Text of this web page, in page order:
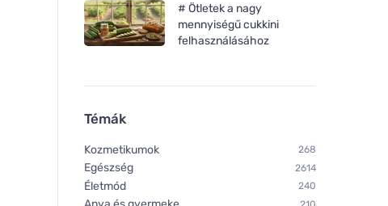
# Ötletek a nagy
mennyiségű cukkini
felhasználásához
Témák
Kozmetikumok 268
Egészség 2614
Életmód 240